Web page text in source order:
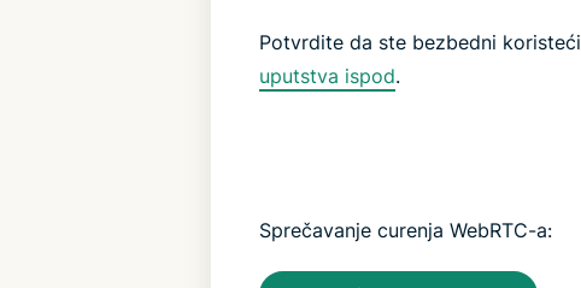
Potvrdite da ste bezbedni koristeći
uputstva ispod.
Sprečavanje curenja WebRTC-a: